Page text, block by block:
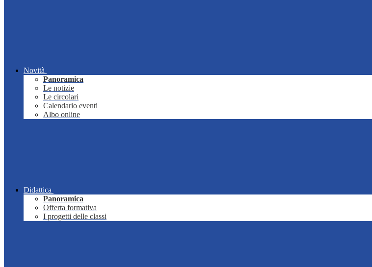
Novità
Panoramica
Le notizie
Le circolari
Calendario eventi
Albo online
Didattica
Panoramica
Offerta formativa
I progetti delle classi